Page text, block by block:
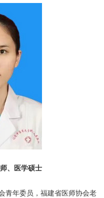
、医学硕士
年委员，福建省医师协会老